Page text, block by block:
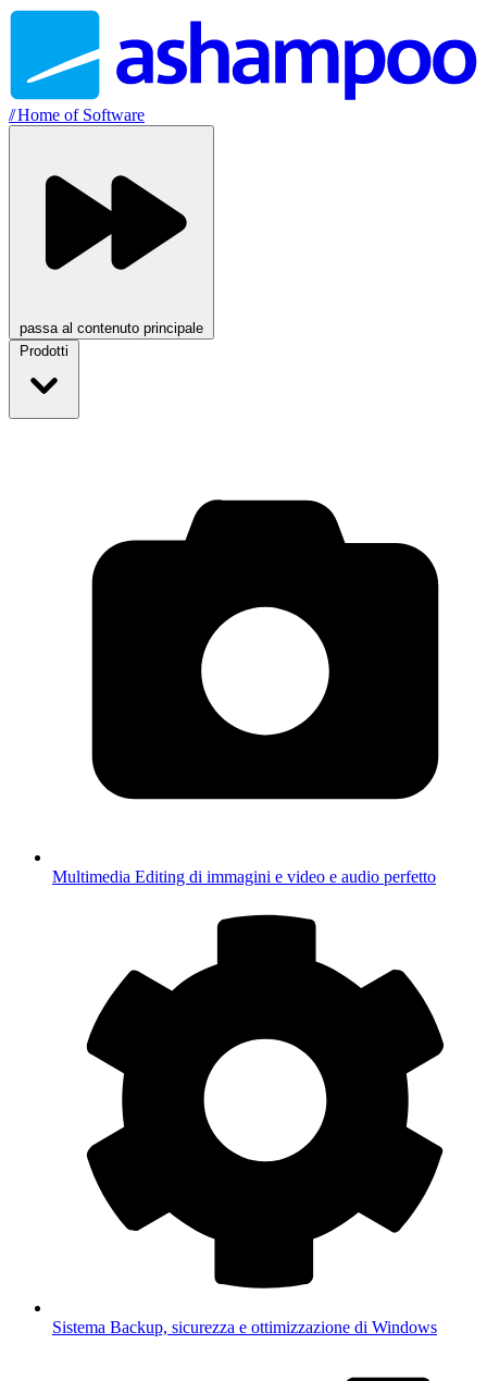
//Home of Software
passa al contenuto principale
Prodotti
Multimedia Editing di immagini e video e audio perfetto
Sistema Backup, sicurezza e ottimizzazione di Windows